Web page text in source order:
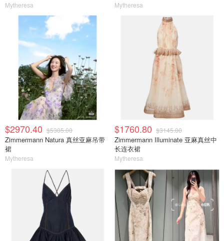
Mytheresa Mytheresa
$2970.40 $5305.00
Zimmermann Natura 真丝亚麻吊带
裙
Mytheresa
$1760.80 $3145.00
Zimmermann Illuminate 亚麻真丝中
长连衣裙
Mytheresa